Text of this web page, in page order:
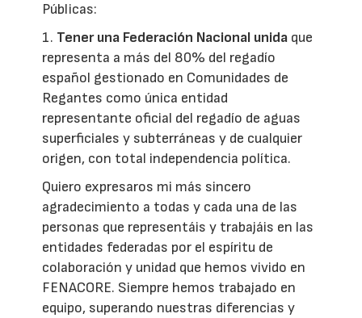
Públicas:
1. Tener una Federación Nacional unida que
representa a más del 80% del regadío
español gestionado en Comunidades de
Regantes como única entidad
representante oficial del regadío de aguas
superficiales y subterráneas y de cualquier
origen, con total independencia política.
Quiero expresaros mi más sincero
agradecimiento a todas y cada una de las
personas que representáis y trabajáis en las
entidades federadas por el espíritu de
colaboración y unidad que hemos vivido en
FENACORE. Siempre hemos trabajado en
equipo, superando nuestras diferencias y